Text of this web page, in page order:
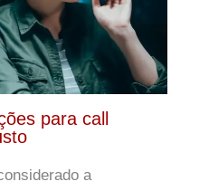
para call
a